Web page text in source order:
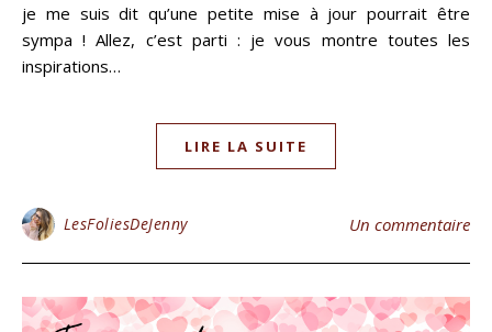
je me suis dit qu’une petite mise à jour pourrait être
sympa ! Allez, c’est parti : je vous montre toutes les
inspirations…
LIRE LA SUITE
LesFoliesDeJenny Un commentaire